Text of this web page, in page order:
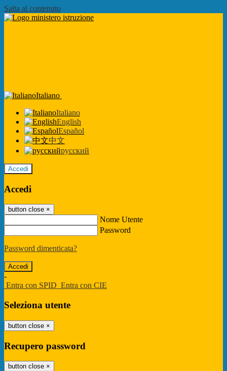
Salta al contenuto
Italiano
Italiano
English
Español
中文
русский
Accedi
Accedi
button close ×
Nome Utente
Password
Password dimenticata?
-
Entra con SPID Entra con CIE
Seleziona utente
button close ×
Recupero password
button close ×